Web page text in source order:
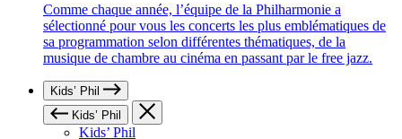
Comme chaque année, l’équipe de la Philharmonie a
sélectionné pour vous les concerts les plus emblématiques de
sa programmation selon différentes thématiques, de la
musique de chambre au cinéma en passant par le free jazz.
Kids’ Phil
Kids’ Phil
Kids’ Phil